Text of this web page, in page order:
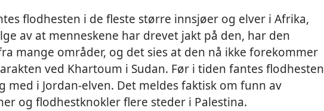
flodhesten i de fleste større innsjøer og elver i Afrika,
av at menneskene har drevet jakt på den, har den
mange områder, og det sies at den nå ikke forekommer
ved Khartoum i Sudan. Før i tiden fantes flodhesten
med i Jordan-elven. Det meldes faktisk om funn av
og flodhestknokler flere steder i Palestina.